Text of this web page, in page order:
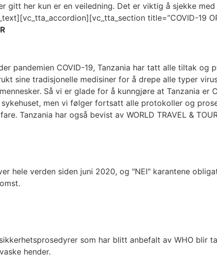
gitt her kun er en veiledning. Det er viktig å sjekke med
title=”COVID-19
pandemien COVID-19, Tanzania har tatt alle tiltak
sine tradisjonelle medisiner for å drepe alle typer
Så vi er glade for å kunngjøre at Tanzania
men vi følger fortsatt alle protokoller og
Tanzania har også bevist av WORLD TRAVEL &
hele verden siden juni 2020, og "NEI" karantene
som har blitt anbefalt av WHO blir
hender.